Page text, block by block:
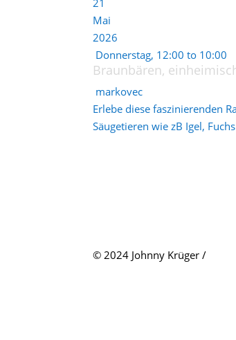
Mai
2026
Donnerstag, 12:00 to 10:00
Braunbären,
markovec
Erlebe diese faszinierenden
Säugetieren wie zB Igel,
© 2024 Johnny Krüger /